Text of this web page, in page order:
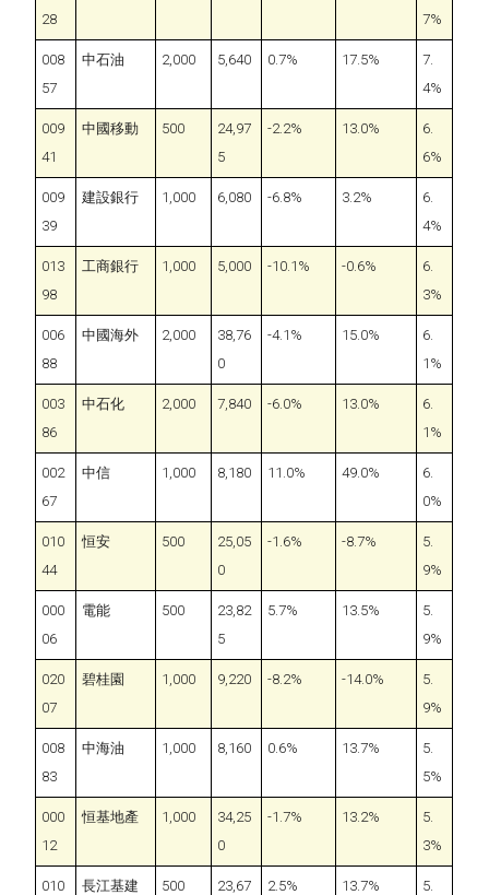
28 7%
008
57
中石油 2,000 5,640 0.7% 17.5%
7.
4%
009
41
中國移動 500
24,97
5
-2.2% 13.0%
6.
6%
009
39
建設銀行 1,000 6,080 -6.8% 3.2%
6.
4%
013
98
工商銀行 1,000 5,000 -10.1% -0.6%
6.
3%
006
88
中國海外 2,000
38,76
0
-4.1% 15.0%
6.
1%
003
86
中石化 2,000 7,840 -6.0% 13.0%
6.
1%
002
67
中信 1,000 8,180 11.0% 49.0%
6.
0%
010
44
恒安 500
25,05
0
-1.6% -8.7%
5.
9%
000
06
電能 500
23,82
5
5.7% 13.5%
5.
9%
020
07
碧桂園 1,000 9,220 -8.2% -14.0%
5.
9%
008
83
中海油 1,000 8,160 0.6% 13.7%
5.
5%
000
12
恒基地產 1,000
34,25
0
-1.7% 13.2%
5.
3%
010
長江基建 500
23,67
2.5% 13.7%
5.